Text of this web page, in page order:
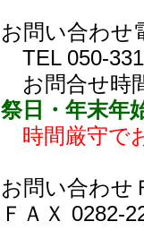
お問い合わせ
TEL 050-
お問合せ時
祭日・年末年
時間厳守で
お問い合わせ
ＦＡＸ 0282-